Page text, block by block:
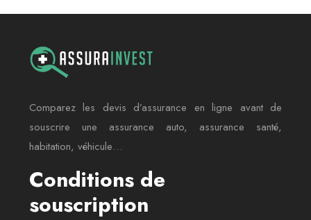
Comparez les devis d’assurance en ligne avant de
souscrire une assurance auto, assurance santé,
habitation, véhicule…
Conditions de
souscription